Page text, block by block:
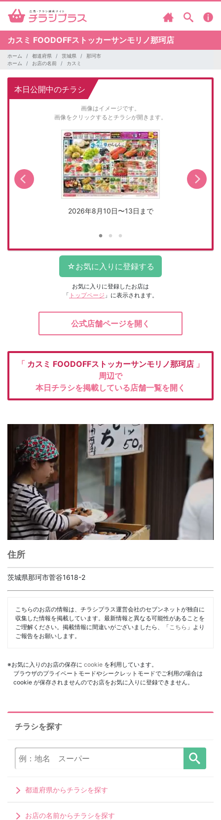
カスミ FOODOFFストッカーサンモリノ那珂店
ホーム 都道府県 茨城県
那珂市
ホーム
お店の名前 カスミ
本日公開中のチラシ
画像はイメージです。
画像をクリックするとチラシが開きます。
2026年8月10日〜13日まで
お気に入りに登録したお店は
「 トップページ 」に表示されます。
公式店舗ページを開く
「 カスミ FOODOFFストッカーサンモリノ那珂店 」
周辺で
本日チラシを掲載している店舗一覧を開く
住所
茨城県那珂市菅谷1618-2
こちらのお店の情報は、チラシプラス運営会社のセブンネットが独自に
収集した情報を掲載しています。最新情報と異なる可能性があることを
ご理解ください。掲載情報に間違いがございましたら、「 こちら 」より
ご報告をお願いします。
※お気に入りのお店の保存に cookie を利用しています。
ブラウザのプライベートモードやシークレットモードでご利用の場合は
cookie が保存されませんのでお店をお気に入りに登録できません。
チラシを探す
都道府県からチラシを探す
お店の名前からチラシを探す